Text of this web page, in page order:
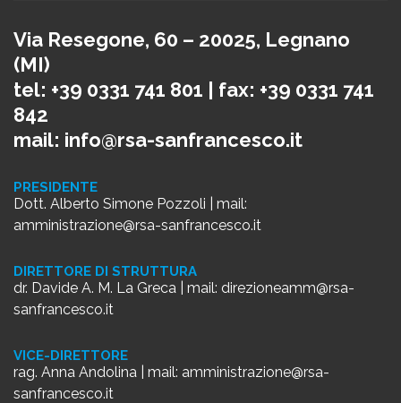
Via Resegone, 60 – 20025, Legnano
(MI)
tel: +39 0331 741 801 | fax: +39 0331 741
842
mail: info@rsa-sanfrancesco.it
PRESIDENTE
Dott. Alberto Simone Pozzoli | mail:
amministrazione@rsa-sanfrancesco.it
DIRETTORE DI STRUTTURA
dr. Davide A. M. La Greca | mail: direzioneamm@rsa-
sanfrancesco.it
VICE-DIRETTORE
rag. Anna Andolina | mail: amministrazione@rsa-
sanfrancesco.it